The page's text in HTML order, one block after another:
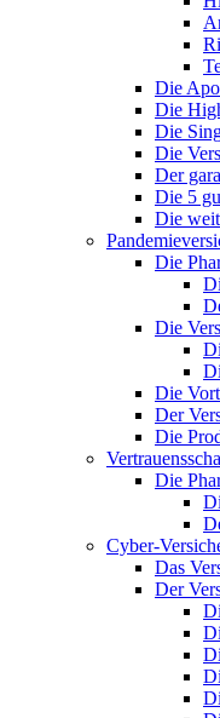
Die
Die
Die
Die
Der
Die 5
Die
Die
Die
Die
Der
Die
Die
Cyber-
Das
Der